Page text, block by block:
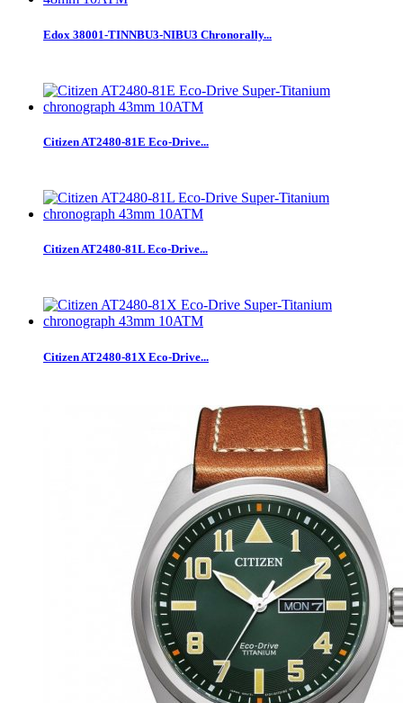
Edox 38001-TINNBU3-NIBU3 Chronorally...
Citizen AT2480-81E Eco-Drive...
Citizen AT2480-81L Eco-Drive...
Citizen AT2480-81X Eco-Drive...